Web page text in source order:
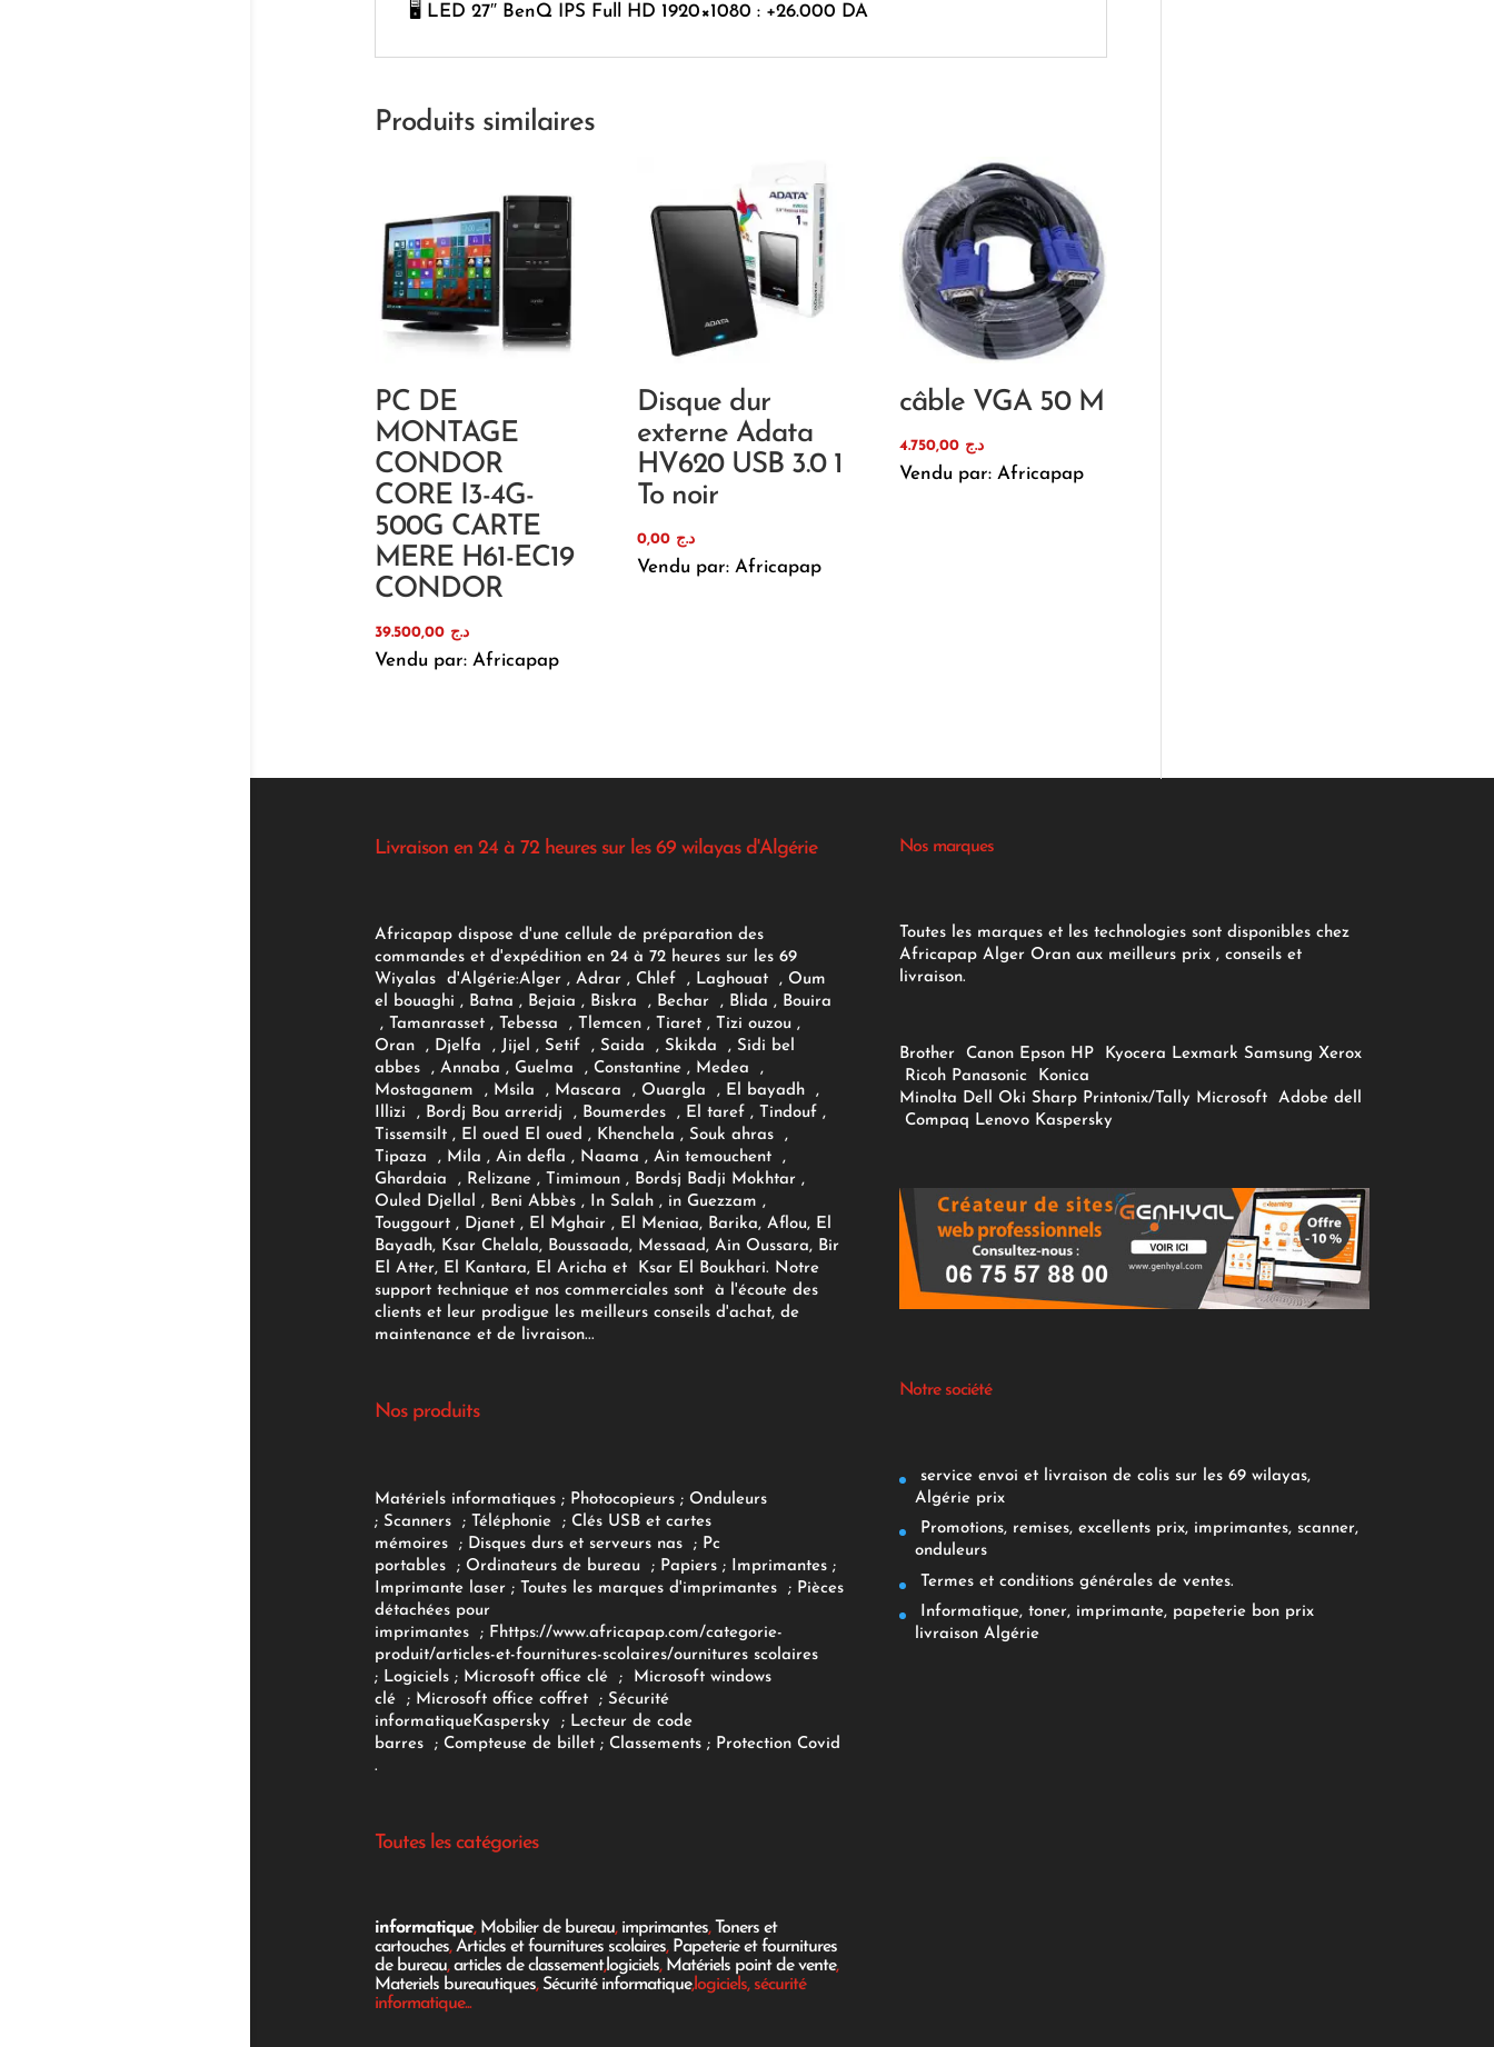
🖥️ LED 27″ BenQ IPS Full HD 1920×1080 : +26.000 DA
Produits similaires
PC DE
MONTAGE
CONDOR
CORE I3-4G-
500G CARTE
MERE H61-EC19
CONDOR
د.ج 39.500,00
Vendu par: Africapap
Disque dur
externe Adata
HV620 USB 3.0 1
To noir
د.ج 0,00
Vendu par: Africapap
câble VGA 50 M
د.ج
Vendu par: Africapap
Livraison en 24 à 72 heures sur les 69 wilayas d'Algérie
Africapap dispose d'une cellule de préparation des
commandes et d'expédition en 24 à 72 heures sur les 69
Wiyalas d'Algérie:Alger , Adrar, Chlef , Laghouat , Oum
el bouaghi , Batna , Bejaia , Biskra , Bechar , Blida , Bouira
, Tamanrasset , Tebessa , Tlemcen , Tiaret , Tizi ouzou ,
Oran , Djelfa , Jijel , Setif , Saida , Skikda , Sidi bel
abbes , Annaba , Guelma , Constantine , Medea ,
Mostaganem , Msila , Mascara , Ouargla , El bayadh ,
Illizi , Bordj Bou arreridj , Boumerdes , El taref , Tindouf ,
Tissemsilt , El oued El oued , Khenchela , Souk ahras ,
Tipaza , Mila , Ain defla , Naama , Ain temouchent ,
Ghardaia , Relizane , Timimoun , Bordsj Badji Mokhtar ,
Ouled Djellal , Beni Abbès , In Salah , in Guezzam ,
Touggourt , Djanet , El Mghair , El Meniaa, Barika, Aflou, El
Bayadh, Ksar Chelala, Boussaada, Messaad, Ain Oussara, Bir
El Atter, El Kantara, El Aricha et Ksar El Boukhari. Notre
support technique et nos commerciales sont à l'écoute des
clients et leur prodigue les meilleurs conseils d'achat, de
maintenance et de livraison...
Nos produits
Matériels informatiques; Photocopieurs; Onduleurs
; Scanners ; Téléphonie ; Clés USB et cartes
mémoires
; Disques durs et serveurs nas ; Pc
portables
; Ordinateurs de bureau ; Papiers; Imprimantes;
Imprimante laser; Toutes les marques d'imprimantes ; Pièces
détachées pour
imprimantes
; F https://www.africapap.com/categorie-
produit/articles-et-fournitures-scolaires/ournitures scolaires
; Logiciels ; Microsoft office clé ;
Microsoft windows
clé; Microsoft office coffret ; Sécurité
informatiqueKaspersky ; Lecteur de code
barres
; Compteuse de billet; Classements ; Protection Covid
.
Toutes les catégories
informatique, Mobilier de bureau, imprimantes, Toners et
cartouches,Articles et fournitures scolaires, Papeterie et fournitures
de bureau,articles de classement,logiciels, Matériels point de vente,
Materiels bureautiques, Sécurité informatique,logiciels, sécurité
informatique...
Nos marques
Toutes les marques et les technologies sont disponibles chez
Africapap Alger Oran aux meilleurs prix , conseils et
livraison.
Brother Canon Epson HP Kyocera Lexmark Samsung Xerox
Ricoh Panasonic
Konica
Minolta Dell Oki Sharp Printonix/Tally Microsoft Adobe dell
Compaq Lenovo Kaspersky
Notre société
service envoi et livraison de colis sur les 69 wilayas,
Algérie prix
Promotions, remises, excellents prix, imprimantes, scanner,
onduleurs
Termes et conditions générales de ventes.
Informatique, toner, imprimante, papeterie bon prix
livraison Algérie